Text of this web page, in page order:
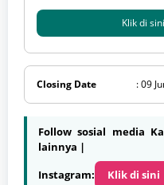
Klik di
Closing Date : 09
Follow sosial media
lainnya |
Instagram:
Klik di sini